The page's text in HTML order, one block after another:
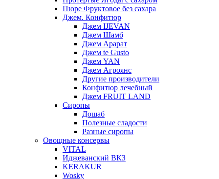
Пюре Фруктовое без сахара
Джем. Конфитюр
Джем IJEVAN
Джем Шамб
Джем Арарат
Джем te Gusto
Джем YAN
Джем Агроянс
Другие производители
Конфитюр лечебный
Джем FRUIT LAND
Сиропы
Дошаб
Полезные сладости
Разные сиропы
Овощные консервы
VITAL
Иджеванский ВКЗ
KERAKUR
Wosky